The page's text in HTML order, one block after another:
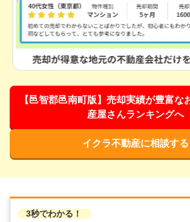
【邑智郡邑南町版】売却実績が豊富な
産屋さんランキングへ
イクラ不動産に相談する
3秒でわかる！